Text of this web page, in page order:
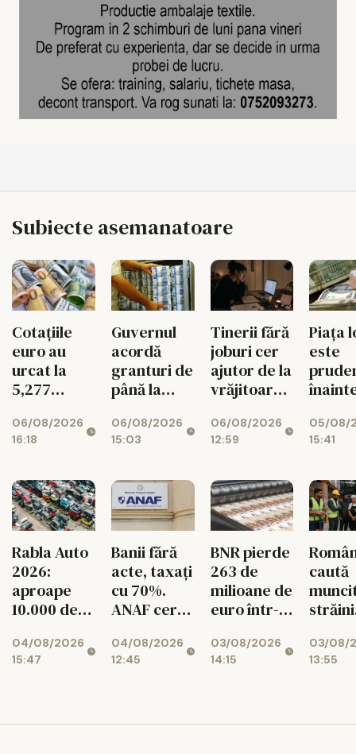
Subiecte asemanatoare
Cotațiile
euro au
urcat la
5,277
06/08/2026
16:18
Guvernul
acordă
granturi de
până la
euro
pentru
diaspora
06/08/2026
15:03
Tinerii fără
joburi cer
ajutor de la
vrăjitoare
06/08/2026
12:59
Piața
este
05/08/
15:41
Rabla Auto
2026:
aproape
10.000 de
aprobate
04/08/2026
15:47
Banii fără
acte, taxați
cu 70%.
ANAF cere
milioane de
lei
04/08/2026
12:45
BNR pierde
263 de
milioane de
euro într-o
lună!
Rezervele
României
03/08/2026
14:15
caută
străini
de
03/08/
13:55